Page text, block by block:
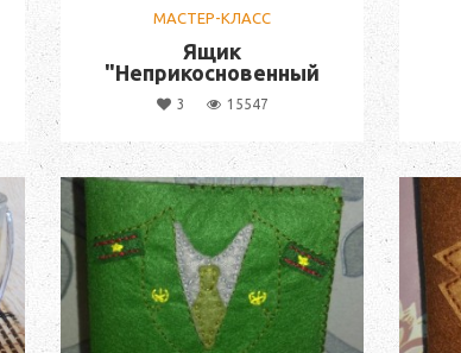
МАСТЕР-КЛАСС
Ящик
"Неприкосновенный
запас"
3 15547